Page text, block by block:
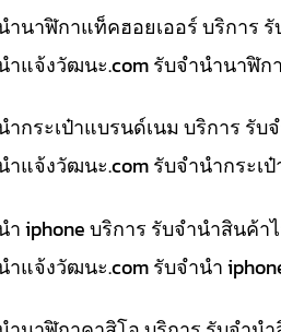
ำนาฬิกาแท็คฮอยเออร์ บริการ
าแจ้งวัฒนะ.com รับจำนำนาฬิ
ำกระเป๋าแบรนด์เนม บริการ รั
าแจ้งวัฒนะ.com รับจำนำกระ
ำ iphone บริการ รับจำนำสินค้
าแจ้งวัฒนะ.com รับจำนำ